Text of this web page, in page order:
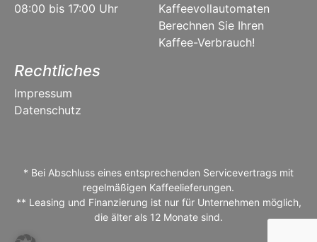
08:00 bis 17:00 Uhr
Kaffeevollautomaten
Berechnen Sie Ihren
Kaffee-Verbrauch!
Rechtliches
Impressum
Datenschutz
* Bei Abschluss eines entsprechenden Servicevertrags mit
regelmäßigen Kaffeelieferungen.
** Leasing und Finanzierung ist nur für Unternehmen möglich,
die älter als 12 Monate sind.